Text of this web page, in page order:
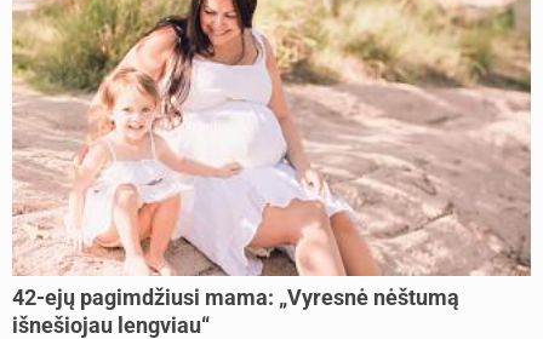
42-ejų pagimdžiusi mama: „Vyresnė nėštumą
išnešiojau lengviau“